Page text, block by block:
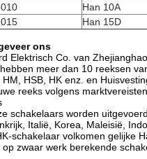
Han 10A
Han 15D
ons
Elektrisch Co. van
meer dan 10 reeksen
HM, HSB, HK enz. en
reeks volgens
schakelaars worden
Italië, Korea, Maleisië,
schakelaar volkomen gelijke
op zwaar werk berekende